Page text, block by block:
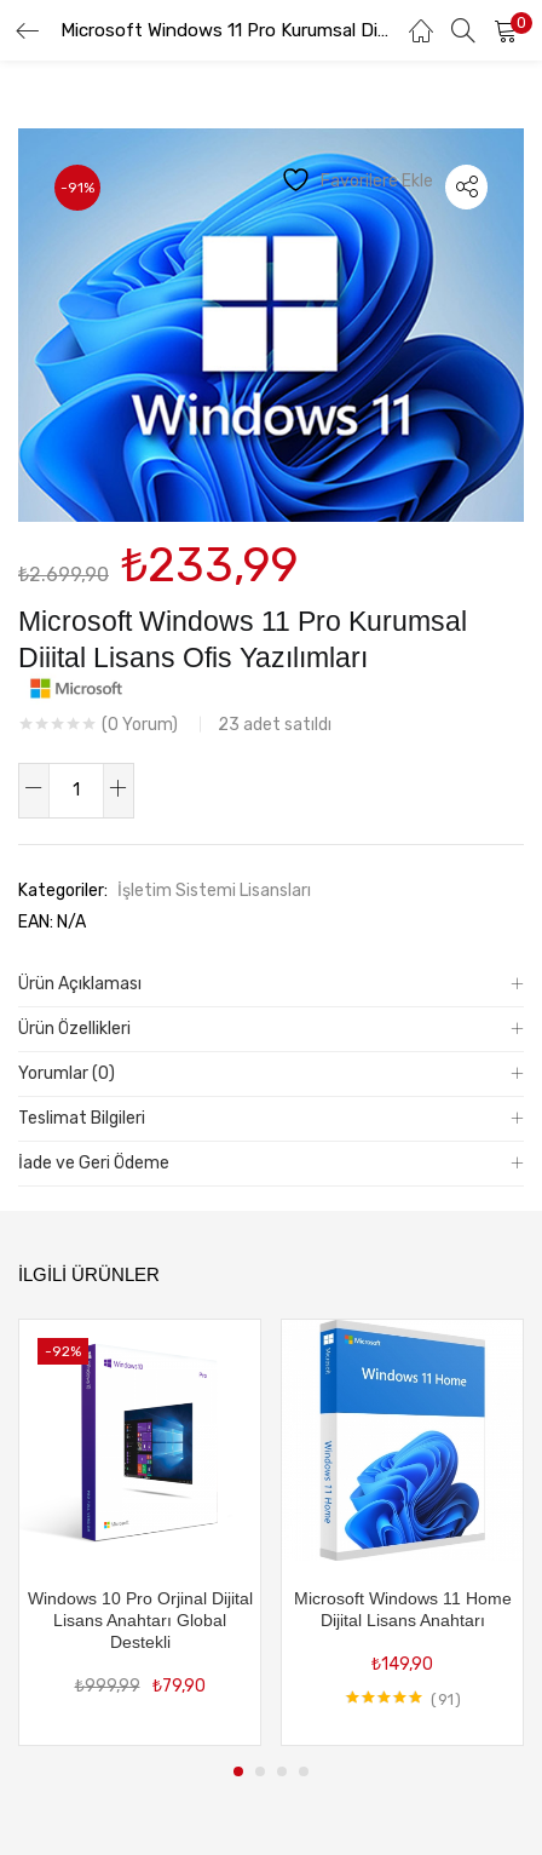
Microsoft Windows 11 Pro Kurumsal Dijital Lisans Ofis Yazılımları 0
GIRIŞ YAP KAYIT OL
Beni hatırla
Şifremi Unuttum
-91% Favorilere Ekle
Microsoft Windows 11 Pro Kurumsal
Dijital Lisans Ofis Yazılımları
(0 Yorum) 23 adet satıldı
₺2.699,90 Orijinal
fiyat:
₺2.699,90.
₺233,99
fiyat:
₺233,99.
11
Kurumsal
Dijital
Yazılımları
Kategoriler: İşletim Sistemi Lisansları
EAN: N/A
Ürün Açıklaması
Ürün Özellikleri
Yorumlar (0)
Teslimat Bilgileri
İade ve Geri Ödeme
İLGILI ÜRÜNLER
-92%
Windows 10 Pro Orjinal Dijital
Lisans Anahtarı Global
Destekli
₺999,99 Orijinal
fiyat:
₺999,99.
₺79,90Şu
andaki
fiyat:
₺79,90.
Microsoft Windows 11 Home
Dijital Lisans Anahtarı
₺149,90
91